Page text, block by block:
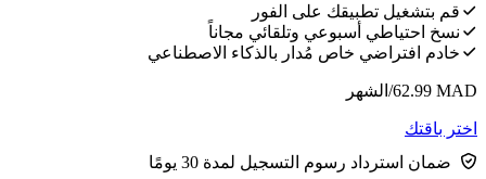
قم بتشغيل تطبيقك على الفور
نسخ احتياطي أسبوعي وتلقائي مجاناً
خادم افتراضي خاص مُدار بالذكاء الاصطناعي
MAD
62.99/الشهر
اختر باقتك
ضمان استرداد رسوم التسجيل لمدة 30 يومًا